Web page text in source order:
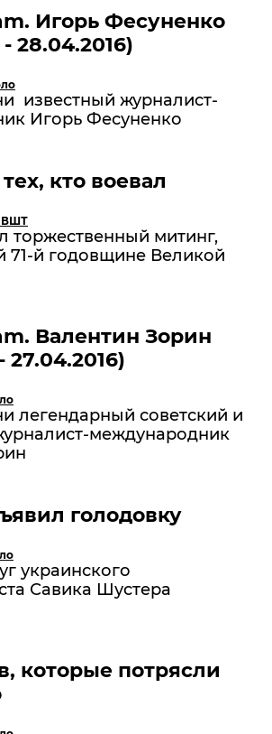
Игорь Фесуненко
- 28.04.2016)
известный журналист-
Игорь Фесуненко
кто воевал
ВШТ
торжественный митинг,
71-й годовщине Великой
Валентин Зорин
27.04.2016)
легендарный советский и
международник
голодовку
украинского
Савика Шустера
которые потрясли